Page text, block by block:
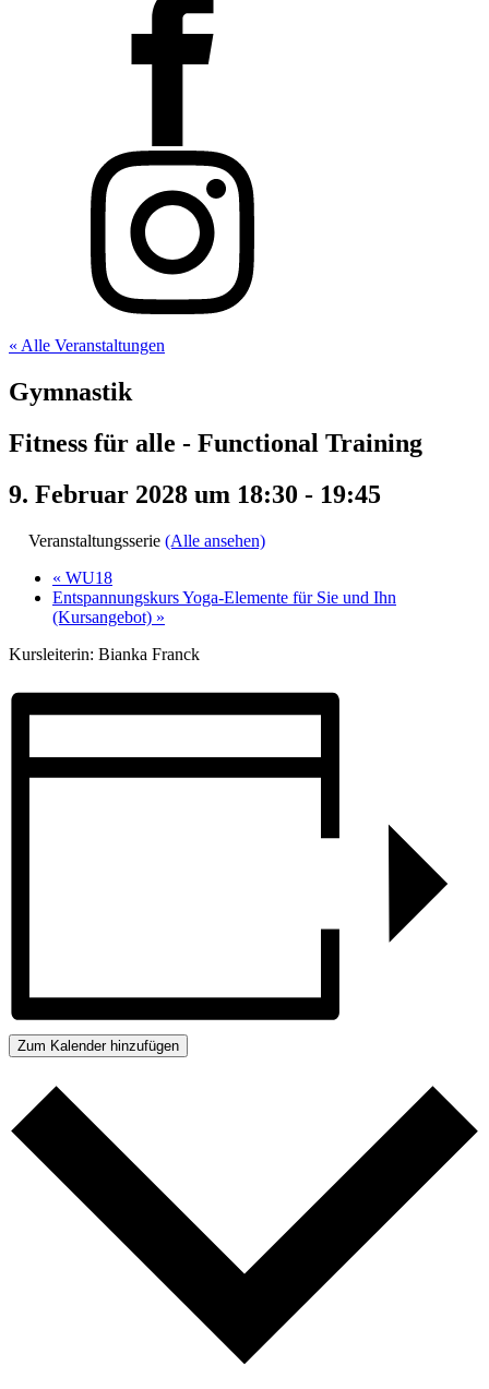
« Alle Veranstaltungen
Gymnastik
Fitness für alle - Functional Training
9. Februar 2028 um 18:30 - 19:45
Veranstaltungsserie (Alle ansehen)
« WU18
Entspannungskurs Yoga-Elemente für Sie und Ihn
(Kursangebot) »
Kursleiterin: Bianka Franck
Zum Kalender hinzufügen